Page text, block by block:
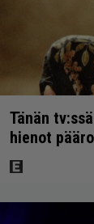
Tänän
hienot